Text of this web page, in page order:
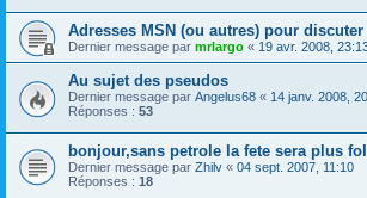
Adresses MSN (ou autres) pour discuter
Dernier message par mrlargo « 19 avr. 2008,
Au sujet des pseudos
Dernier message par Angelus68 « 14 janv. 2008,
Réponses : 53
bonjour,sans petrole la fete sera plus
Dernier message par Zhilv « 04 sept. 2007, 11:10
Réponses : 18